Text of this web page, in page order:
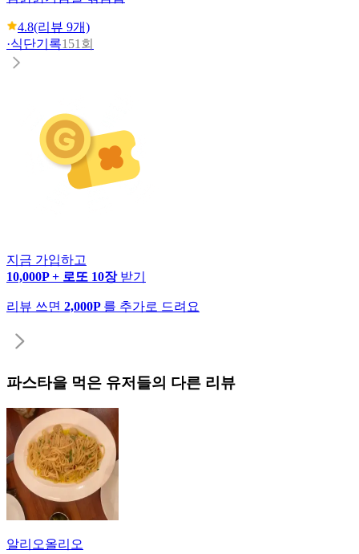
4.8(리뷰 9개)
·식단기록151회
지금 가입하고
10,000P + 로또 10장 받기
리뷰 쓰면 2,000P 를 추가로 드려요
파스타을 먹은 유저들의 다른 리뷰
알리오올리오